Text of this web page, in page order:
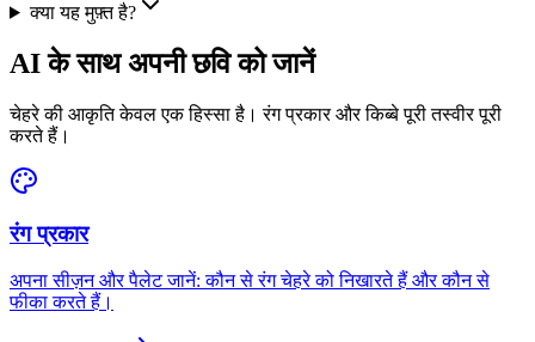
क्या यह मुफ़्त है?
AI के साथ अपनी छवि को जानें
चेहरे की आकृति केवल एक हिस्सा है। रंग प्रकार और किब्बे पूरी तस्वीर पूरी
करते हैं।
रंग प्रकार
अपना सीज़न और पैलेट जानें: कौन से रंग चेहरे को निखारते हैं और कौन से
फीका करते हैं।